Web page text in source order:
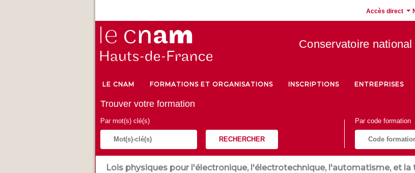
Accès direct
Conservatoire national
LE CNAM FORMATIONS ET ORGANISATIONS INSCRIPTIONS ENTREPRISES
Trouver votre formation
Par mot(s) clé(s)
RECHERCHER
Par code formation
Lois physiques pour l'électronique, l'électrotechnique, l'automatisme, et la